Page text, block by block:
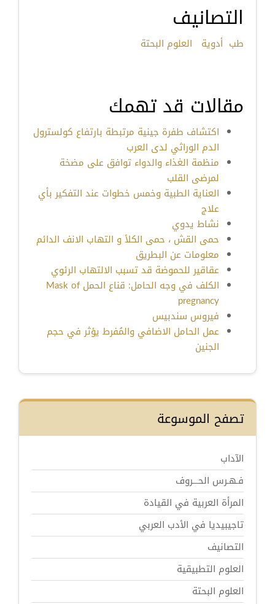
التصانيف
طب أدوية العلوم البحتة
مقالات قد تهمك
اكتشاف طفرة جينية مرتبطة بارتفاع كولسترول
الدم الوراثي لدى العرب
منظمة الغذاء والدواء توافق على مضخة
لمرضى القلب
العناية الطبية وخمس خطوات عند التفكير بأي
علاج
نشاط يدوي
حمى القش ، حمى الكلأ و التهاب الانف الدائم
معلومات عن البطريق
عقاقير للحموضة قد تسبب الالتهاب الرئوي
الكلف في وجه الحامل: قناع الحمل Mask of
pregnancy
فيروس سندبيس
عمل الحامل الاضافي والمُفرط يؤثر في حجم
الجنين
تصفح الموسوعة
الآداب
فـهـرس الحـــروف
المرأة العربية في القيادة
تاجيبيديا في الأدب العربي
التصانيف
العلوم التطبيقية
العلوم البحتة